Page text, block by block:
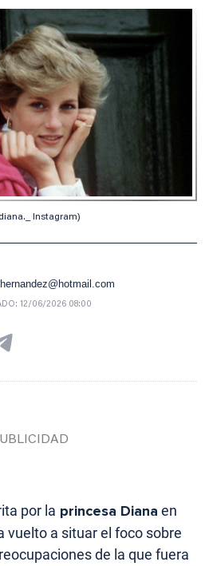
Instagram)
12/06/2026 08:00
por la princesa Diana en
vuelto a situar el foco sobre
de la que fuera